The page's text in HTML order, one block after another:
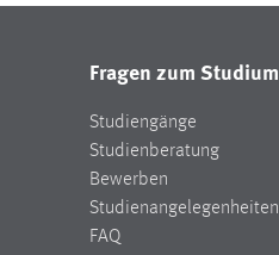
Fragen zum Studium
Studiengänge
Studienberatung
Bewerben
Studienangelegenheiten
FAQ